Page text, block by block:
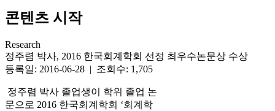
콘텐츠 시작
Research
정주렴 박사, 2016 한국회계학회 선정 최우수논문상 수상
등록일: 2016-06-28 | 조회수: 1,705
정주렴 박사 졸업생이 학위 졸업 논
문으로 2016 한국회계학회 ‘회계학